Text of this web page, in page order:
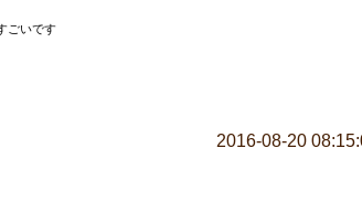
ごいです
2016-08-20